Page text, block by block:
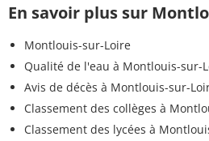
En savoir plus sur
Montlouis-sur-Loire
Qualité de l'eau à Montlouis-sur-
Avis de décès à Montlouis-sur-
Classement des collèges à
Classement des lycées à